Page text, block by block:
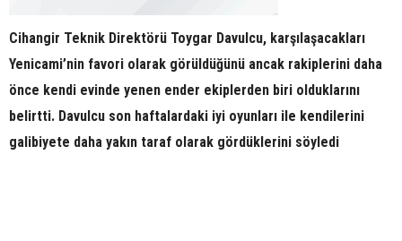
Cihangir Teknik Direktörü Toygar Davulcu, karşılaşacakları
Yenicami’nin favori olarak görüldüğünü ancak rakiplerini daha
önce kendi evinde yenen ender ekiplerden biri olduklarını
belirtti. Davulcu son haftalardaki iyi oyunları ile kendilerini
galibiyete daha yakın taraf olarak gördüklerini söyledi